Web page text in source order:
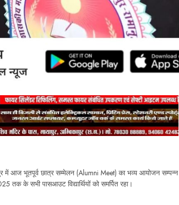
में आज भूतपूर्व छात्र सम्मेलन (Alumni Meet) का भव्य आयोजन सम्पन्न
के सभी पासआउट विद्यार्थियों को समर्पित रहा।